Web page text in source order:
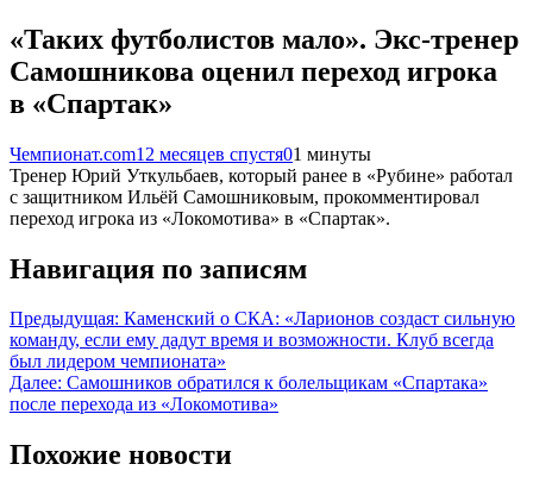
«Таких футболистов мало». Экс-тренер
Самошникова оценил переход игрока
в «Спартак»
Чемпионат.com12 месяцев спустя01 минуты
Тренер Юрий Уткульбаев, который ранее в «Рубине» работал
с защитником Ильёй Самошниковым, прокомментировал
переход игрока из «Локомотива» в «Спартак».
Навигация по записям
Предыдущая: Каменский о СКА: «Ларионов создаст сильную
команду, если ему дадут время и возможности. Клуб всегда
был лидером чемпионата»
Далее: Самошников обратился к болельщикам «Спартака»
после перехода из «Локомотива»
Похожие новости